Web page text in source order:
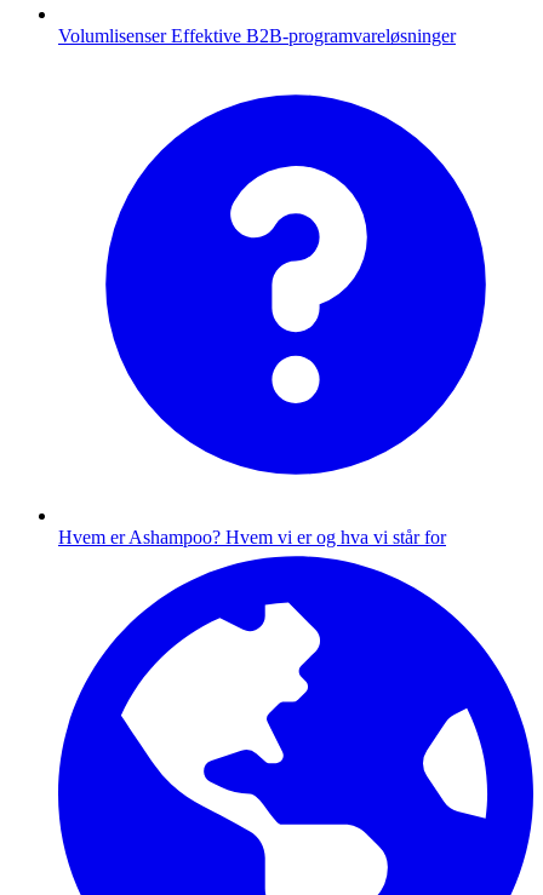
Volumlisenser Effektive B2B-programvareløsninger
Hvem er Ashampoo? Hvem vi er og hva vi står for